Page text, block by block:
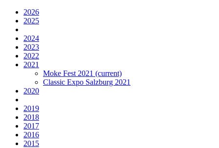
2026
2025
2024
2023
2022
2021
Moke Fest 2021 (current)
Classic Expo Salzburg 2021
2020
2019
2018
2017
2016
2015